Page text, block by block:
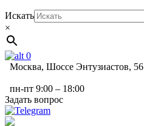
Искать
×
0
Москва, Шоссе Энтузиастов, 56
пн-пт 9:00 – 18:00
Задать вопрос